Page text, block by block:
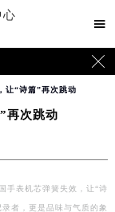
心


让“诗篇”再次跳动
再次跳动
手表机芯弹簧失效，让“诗
者，更是品味与气质的象